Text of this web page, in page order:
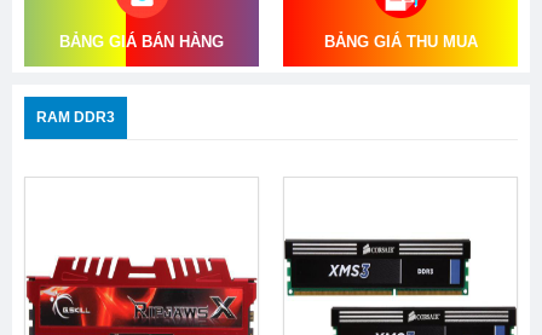
BẢNG GIÁ BÁN HÀNG BẢNG GIÁ THU MUA
RAM DDR3